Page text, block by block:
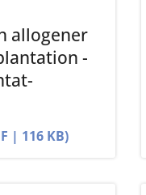
allogener
-
| 116 KB)